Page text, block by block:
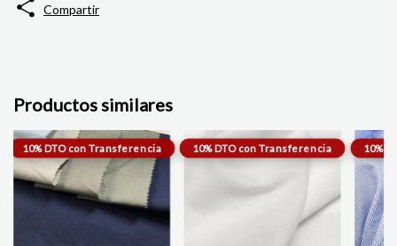
Compartir
Productos similares